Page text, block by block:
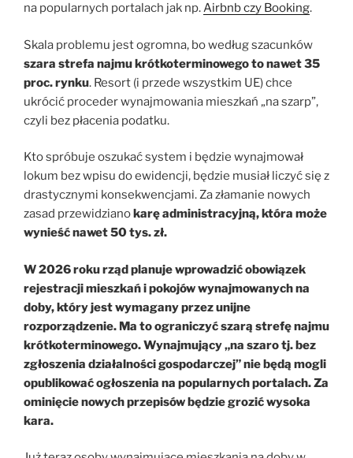
na popularnych portalach jak np.Airbnb czy Booking.
Skala problemu jest ogromna, bo według szacunków
szara strefa najmu krótkoterminowego to nawet 35
proc. rynku. Resort (i przede wszystkim UE) chce
ukrócić proceder wynajmowania mieszkań „na szarp”,
czyli bez płacenia podatku.
Kto spróbuje oszukać system i będzie wynajmował
lokum bez wpisu do ewidencji, będzie musiał liczyć się z
drastycznymi konsekwencjami. Za złamanie nowych
zasad przewidziano karę administracyjną, która może
wynieść nawet 50 tys. zł.
W 2026 roku rząd planuje wprowadzić obowiązek
rejestracji mieszkań i pokojów wynajmowanych na
doby, który jest wymagany przez unijne
rozporządzenie. Ma to ograniczyć szarą strefę najmu
krótkoterminowego. Wynajmujący „na szaro tj. bez
zgłoszenia działalności gospodarczej” nie będą mogli
opublikować ogłoszenia na popularnych portalach. Za
ominięcie nowych przepisów będzie grozić wysoka
kara.